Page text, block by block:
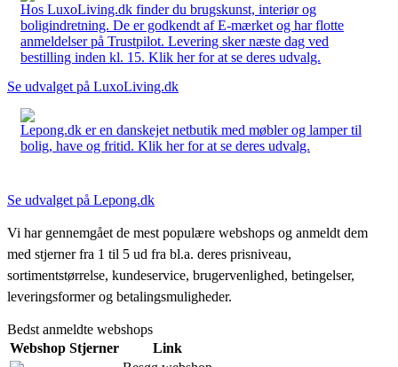
Hos LuxoLiving.dk finder du brugskunst, interiør og
boligindretning. De er godkendt af E-mærket og har flotte
anmeldelser på Trustpilot. Levering sker næste dag ved
bestilling inden kl. 15. Klik her for at se deres udvalg.
Se udvalget på LuxoLiving.dk
Lepong.dk er en danskejet netbutik med møbler og lamper til
bolig, have og fritid. Klik her for at se deres udvalg.
Se udvalget på Lepong.dk
Vi har gennemgået de mest populære webshops og anmeldt dem
med stjerner fra 1 til 5 ud fra bl.a. deres prisniveau,
sortimentstørrelse, kundeservice, brugervenlighed, betingelser,
leveringsformer og betalingsmuligheder.
Bedst anmeldte webshops
Webshop Stjerner
Link